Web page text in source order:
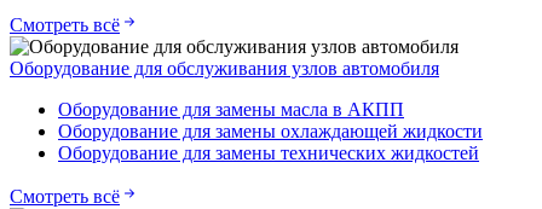
Смотреть всё
Оборудование для обслуживания узлов автомобиля
Оборудование для замены масла в АКПП
Оборудование для замены охлаждающей жидкости
Оборудование для замены технических жидкостей
Смотреть всё